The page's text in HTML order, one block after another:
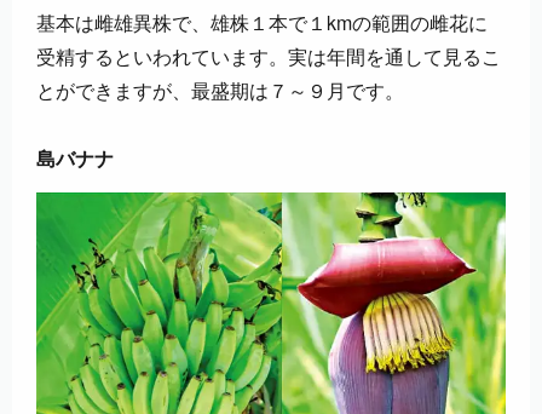
基本は雌雄異株で、雄株１本で１kmの範囲の雌花に
受精するといわれています。実は年間を通して見るこ
とができますが、最盛期は７～９月です。
島バナナ